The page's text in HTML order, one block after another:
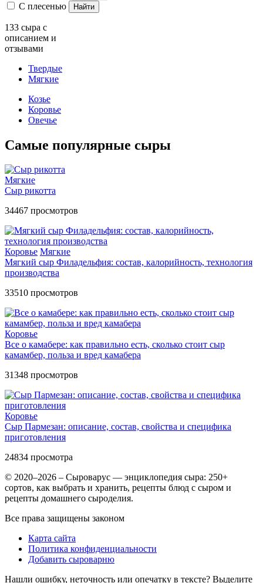
С плесенью
Найти
133 сыра с
описанием и
отзывами
Твердые
Мягкие
Козье
Коровье
Овечье
Самые популярные сыры
Мягкие
Сыр рикотта
34467 просмотров
Коровье Мягкие
Мягкий сыр Филадельфия: состав, калорийность, технология
производства
33510 просмотров
Коровье
Все о камабере: как правильно есть, сколько стоит сыр
камамбер, польза и вред камабера
31348 просмотров
Коровье
Сыр Пармезан: описание, состав, свойства и специфика
приготовления
24834 просмотра
© 2020–2026 – Сыроварус — энциклопедия сыра: 250+
сортов, как выбрать и хранить, рецепты блюд с сыром и
рецепты домашнего сыроделия.
Все права защищены законом
Карта сайта
Политика конфиденциальности
Добавить сыроварню
Нашли ошибку, неточность или опечатку в тексте? Выделите